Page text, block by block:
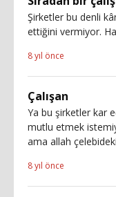
Şirketler bu denli
ettiğini vermiyor.
8 yıl önce
Çalışan
Ya bu şirketler kar
mutlu etmek
ama allah
8 yıl önce